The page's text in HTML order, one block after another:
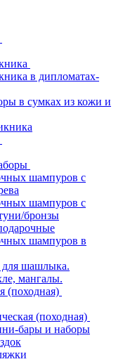
в дипломатах-
в сумках из кожи и
шампуров с
шампуров с
бронзы
шампуров в
для шашлыка.
мангалы.
(походная)
(походная)
бары и наборы